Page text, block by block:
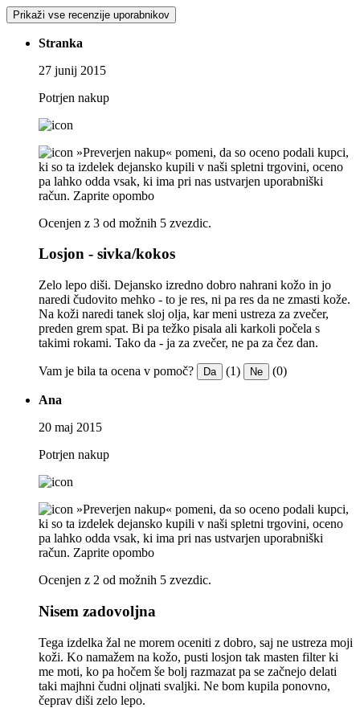
Prikaži vse recenzije uporabnikov
Stranka
27 junij 2015
Potrjen nakup
»Preverjen nakup« pomeni, da so oceno podali kupci,
ki so ta izdelek dejansko kupili v naši spletni trgovini, oceno
pa lahko odda vsak, ki ima pri nas ustvarjen uporabniški
račun. Zaprite opombo
Ocenjen z 3 od možnih 5 zvezdic.
Losjon - sivka/kokos
Zelo lepo diši. Dejansko izredno dobro nahrani kožo in jo
naredi čudovito mehko - to je res, ni pa res da ne zmasti kože.
Na koži naredi tanek sloj olja, kar meni ustreza za zvečer,
preden grem spat. Bi pa težko pisala ali karkoli počela s
takimi rokami. Tako da - ja za zvečer, ne pa za čez dan.
Vam je bila ta ocena v pomoč? Da (1) Ne (0)
Ana
20 maj 2015
Potrjen nakup
»Preverjen nakup« pomeni, da so oceno podali kupci,
ki so ta izdelek dejansko kupili v naši spletni trgovini, oceno
pa lahko odda vsak, ki ima pri nas ustvarjen uporabniški
račun. Zaprite opombo
Ocenjen z 2 od možnih 5 zvezdic.
Nisem zadovoljna
Tega izdelka žal ne morem oceniti z dobro, saj ne ustreza moji
koži. Ko namažem na kožo, pusti losjon tak masten filter ki
me moti, ko pa hočem še bolj razmazat pa se začnejo delati
taki majhni čudni oljnati svaljki. Ne bom kupila ponovno,
čeprav diši zelo lepo.